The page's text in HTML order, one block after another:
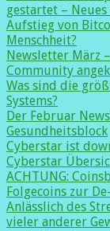
gestartet –
Aufstieg von
Menschheit?
Newsletter März
Community
Was sind die
Systems?
Der Februar
Gesundheitsblock
Cyberstar ist
Cyberstar
ACHTUNG:
Folgecoins zur
Anlässlich des
vieler anderer